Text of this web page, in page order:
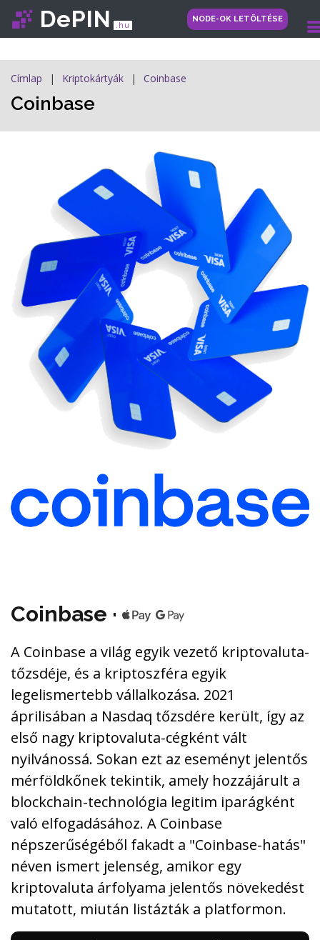
DePIN .hu
NODE-OK LETÖLTÉSE
Címlap Kriptokártyák Coinbase
Coinbase
Coinbase ·
A Coinbase a világ egyik vezető kriptovaluta-
tőzsdéje, és a kriptoszféra egyik
legelismertebb vállalkozása. 2021
áprilisában a Nasdaq tőzsdére került, így az
első nagy kriptovaluta-cégként vált
nyilvánossá. Sokan ezt az eseményt jelentős
mérföldkőnek tekintik, amely hozzájárult a
blockchain-technológia legitim iparágként
való elfogadásához. A Coinbase
népszerűségéből fakadt a "Coinbase-hatás"
néven ismert jelenség, amikor egy
kriptovaluta árfolyama jelentős növekedést
mutatott, miután listázták a platformon.